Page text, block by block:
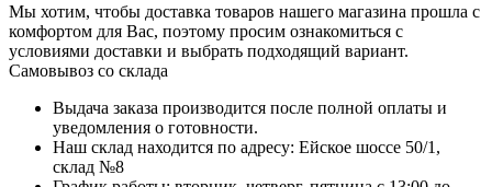
Мы хотим, чтобы доставка товаров нашего магазина прошла с
комфортом для Вас, поэтому просим ознакомиться с
условиями доставки и выбрать подходящий вариант.
Самовывоз со склада
Выдача заказа производится после полной оплаты и
уведомления о готовности.
Наш склад находится по адресу: Ейское шоссе 50/1,
склад №8